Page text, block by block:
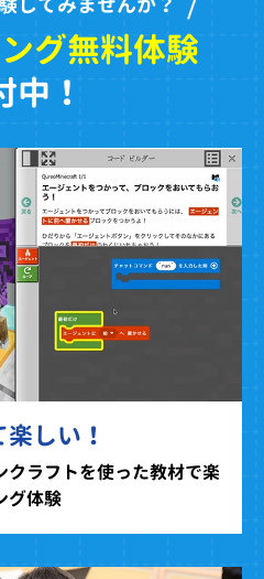
グ無料体験
中！
しい！
クラフトを使った教材で楽
グ体験